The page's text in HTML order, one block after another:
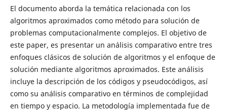
El documento aborda la temática relacionada con los
algoritmos aproximados como método para solución de
problemas computacionalmente complejos. El objetivo de
este paper, es presentar un análisis comparativo entre tres
enfoques clásicos de solución de algoritmos y el enfoque de
solución mediante algoritmos aproximados. Este análisis
incluye la descripción de los códigos y pseudocódigos, así
como su análisis comparativo en términos de complejidad
en tiempo y espacio. La metodología implementada fue de